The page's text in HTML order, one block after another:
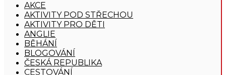
AKCE
AKTIVITY POD STŘECHOU
AKTIVITY PRO DĚTI
ANGLIE
BĚHÁNÍ
BLOGOVÁNÍ
ČESKÁ REPUBLIKA
CESTOVÁNÍ